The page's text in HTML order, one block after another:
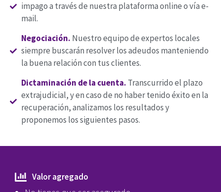
impago a través de nuestra plataforma online o vía e-
mail.
Negociación. Nuestro equipo de expertos locales
siempre buscarán resolver los adeudos manteniendo
la buena relación con tus clientes.
Dictaminación de la cuenta. Transcurrido el plazo
extrajudicial, y en caso de no haber tenido éxito en la
recuperación, analizamos los resultados y
proponemos los siguientes pasos.
Valor agregado